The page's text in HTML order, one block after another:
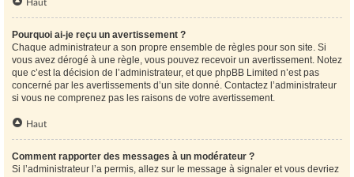
Haut
Pourquoi ai-je reçu un avertissement ?
Chaque administrateur a son propre ensemble de règles pour son site. Si
vous avez dérogé à une règle, vous pouvez recevoir un avertissement. Notez
que c’est la décision de l’administrateur, et que phpBB Limited n’est pas
concerné par les avertissements d’un site donné. Contactez l’administrateur
si vous ne comprenez pas les raisons de votre avertissement.
Haut
Comment rapporter des messages à un modérateur ?
Si l’administrateur l’a permis, allez sur le message à signaler et vous devriez